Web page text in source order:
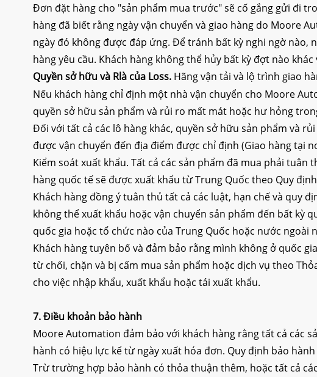
Đơn đặt hàng cho "sản phẩm mua trước" sẽ cố gắng gửi đi
hàng đã biết rằng ngày vận chuyển và giao hàng do Moore
ngày đó không được đáp ứng. Để tránh bất kỳ nghi ngờ nào,
hàng yêu cầu. Khách hàng không thể hủy bất kỳ đợt nào
Quyền sở hữu và Rlà của Loss. Hãng vận tải và lộ trình giao
Nếu khách hàng chỉ định một nhà vận chuyển cho Moore
quyền sở hữu sản phẩm và rủi ro mất mát hoặc hư hỏng
Đối với tất cả các lô hàng khác, quyền sở hữu sản phẩm và
được vận chuyển đến địa điểm được chỉ định (Giao hàng tại
Kiểm soát xuất khẩu. Tất cả các sản phẩm đã mua phải
hàng quốc tế sẽ được xuất khẩu từ Trung Quốc theo Quy
Khách hàng đồng ý tuân thủ tất cả các luật, hạn chế và quy
không thể xuất khẩu hoặc vận chuyển sản phẩm đến bất kỳ
quốc gia hoặc tổ chức nào của Trung Quốc hoặc nước ngoài
Khách hàng tuyên bố và đảm bảo rằng mình không ở quốc
từ chối, chặn và bị cấm mua sản phẩm hoặc dịch vụ theo
cho việc nhập khẩu, xuất khẩu hoặc tái xuất khẩu.
7.Điều khoản bảo hành
Moore Automation đảm bảo với khách hàng rằng tất cả các
hành có hiệu lực kể từ ngày xuất hóa đơn. Quy định bảo
Trừ trường hợp bảo hành có thỏa thuận thêm, hoặc tất cả